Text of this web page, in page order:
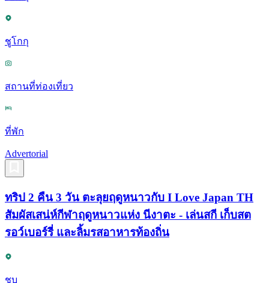
ชูโกกุ
สถานที่ท่องเที่ยว
ที่พัก
Advertorial
ทริป 2 คืน 3 วัน ตะลุยฤดูหนาวกับ I Love Japan TH
สัมผัสเสน่ห์กีฬาฤดูหนาวแห่ง นีงาตะ - เล่นสกี เก็บสต
รอว์เบอร์รี่ และลิ้มรสอาหารท้องถิ่น
ชูบุ